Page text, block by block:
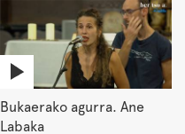
Bukaerako agurra. Ane
Labaka